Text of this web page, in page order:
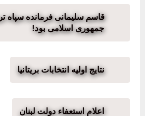
قاسم سلیمانی فرمانده سپاه
جمهوری اسلامی بود!
نتایج اولیه انتخابات بریتانیا
اعلام استعفاء دولت لبنان